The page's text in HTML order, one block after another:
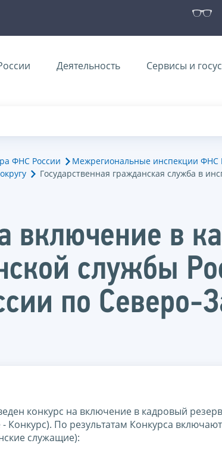
Деятельность Сервисы и
ФНС России
Межрегиональные инспекции ФНС
Государственная гражданская служба в
включение в
службы
по Северо-
конкурс на включение в кадровый резерв
По результатам Конкурса
служащие):